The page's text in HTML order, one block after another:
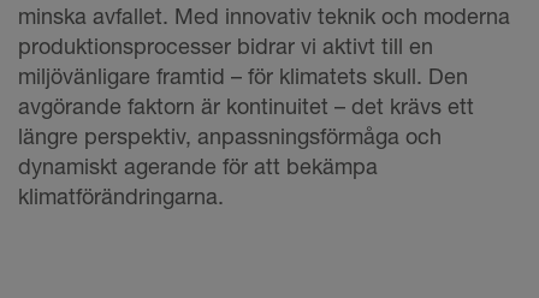
minska avfallet. Med innovativ teknik och moderna
produktionsprocesser bidrar vi aktivt till en
miljövänligare framtid – för klimatets skull. Den
avgörande faktorn är kontinuitet – det krävs ett
längre perspektiv, anpassningsförmåga och
dynamiskt agerande för att bekämpa
klimatförändringarna.